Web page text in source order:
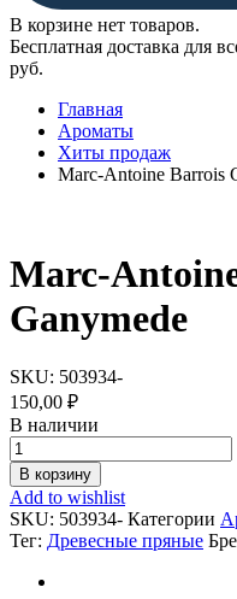
В корзине нет товаров.
Бесплатная доставка для
руб.
Главная
Ароматы
Хиты продаж
Marc-Antoine Barrois
Marc-
Ganymede
SKU: 503934-
150,00 ₽
В наличии
Marc-
Antoine
Barrois
Ganymede
quantity
В корзину
Add to wishlist
SKU: 503934- Категории
Тег: Древесные пряные